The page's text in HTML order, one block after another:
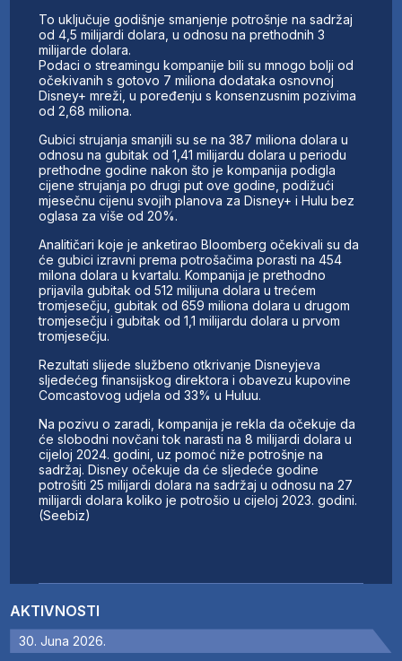
KONTAKT
AKTIVNOSTI
30. Juna 2026.
To uključuje godišnje smanjenje potrošnje na sadržaj
od 4,5 milijardi dolara, u odnosu na prethodnih 3
milijarde dolara.
Podaci o streamingu kompanije bili su mnogo bolji od
očekivanih s gotovo 7 miliona dodataka osnovnoj
Disney+ mreži, u poređenju s konsenzusnim pozivima
od 2,68 miliona.
Gubici strujanja smanjili su se na 387 miliona dolara u
odnosu na gubitak od 1,41 milijardu dolara u periodu
prethodne godine nakon što je kompanija podigla
cijene strujanja po drugi put ove godine, podižući
mjesečnu cijenu svojih planova za Disney+ i Hulu bez
oglasa za više od 20%.
Analitičari koje je anketirao Bloomberg očekivali su da
će gubici izravni prema potrošačima porasti na 454
milona dolara u kvartalu. Kompanija je prethodno
prijavila gubitak od 512 milijuna dolara u trećem
tromjesečju, gubitak od 659 miliona dolara u drugom
tromjesečju i gubitak od 1,1 milijardu dolara u prvom
tromjesečju.
Rezultati slijede službeno otkrivanje Disneyjeva
sljedećeg finansijskog direktora i obavezu kupovine
Comcastovog udjela od 33% u Huluu.
Na pozivu o zaradi, kompanija je rekla da očekuje da
će slobodni novčani tok narasti na 8 milijardi dolara u
cijeloj 2024. godini, uz pomoć niže potrošnje na
sadržaj. Disney očekuje da će sljedeće godine
potrošiti 25 milijardi dolara na sadržaj u odnosu na 27
milijardi dolara koliko je potrošio u cijeloj 2023. godini.
(Seebiz)